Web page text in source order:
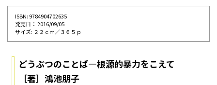
ISBN: 9784904702635
発売⽇： 2016/09/05
サイズ: ２２ｃｍ／３６５ｐ
どうぶつのことば―根源的暴力をこえて
［著］鴻池朋子